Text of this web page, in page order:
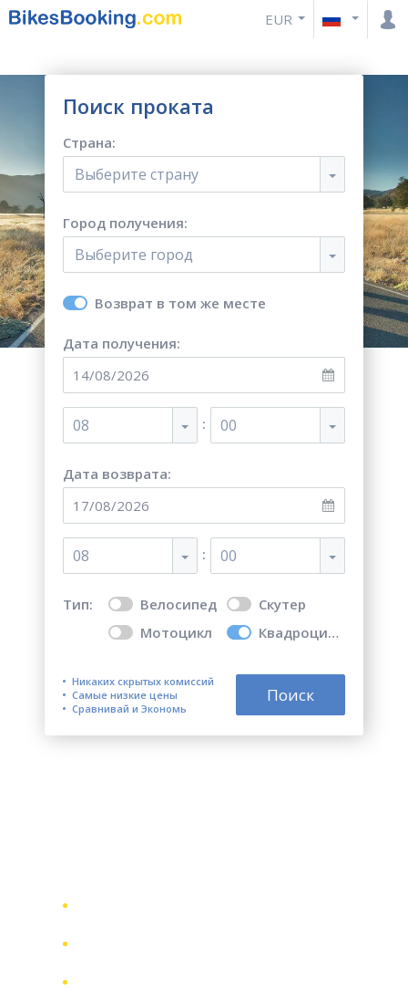
EUR
Поиск проката
Страна:
Выберите страну
Город получения:
Выберите город
Возврат в том же месте
Дата получения:
08 : 00
Дата возврата:
08 : 00
Тип: Велосипед
Скутер
Мотоцикл
Квадроцикл
Никаких скрытых комиссий
Самые низкие цены
Сравнивай и Экономь
Поиск